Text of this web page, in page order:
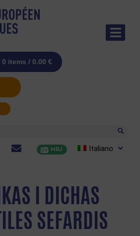
items / 0.00 €
MRJ Italiano
I DICHAS
SEFARDIS